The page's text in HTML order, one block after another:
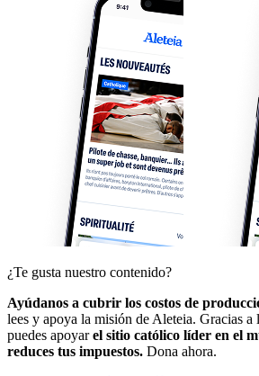
¿Te gusta nuestro contenido?
Ayúdanos a cubrir los costos de
lees y apoya la misión de Aleteia. Gracias a
puedes apoyarel sitio católico líder en el
reduces tus impuestos. Dona ahora.